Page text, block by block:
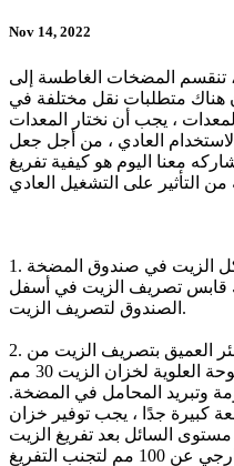
Nov 14, 2022
، تنقسم المضخات الغاطسة إلى
هناك متطلبات نقل مختلفة في
، يجب أن نختار المعدات
العادي ، من أجل جعل
معنا اليوم هو كيفية تفريغ
1. إذا كنت ترغب في تصريف كل الزيت في صندوق المضخة
قابس تصريف الزيت في أسفل
الصندوق لتصريف الزيت.
2. عندما تقوم المضخة الغاطسة للبئر العميق بتصريف الزيت من
الخارج ، يجب ألا يتجاوز ارتفاع اللوحة العلوية لخزان الزيت 30 مم
وتبريد المحامل في المضخة.
كبيرة جدًا ، يجب توفير خزان
السائل بعد تفريغ الزيت